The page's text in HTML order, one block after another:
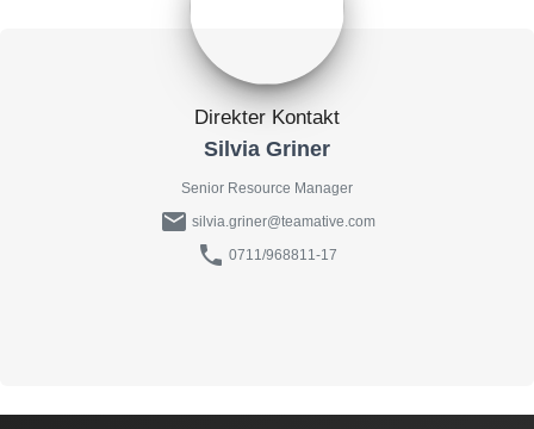
Direkter Kontakt
Silvia Griner
Senior Resource Manager
mail silvia.griner@teamative.com
phone 0711/968811-17